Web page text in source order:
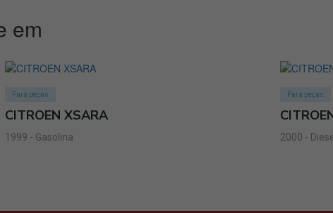
em
Para peças
CITROEN XSARA
1999 - Gasolina
Para peças
2000 -